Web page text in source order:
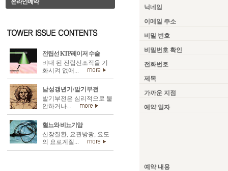
온라인예약
전립선 KTP레이저 수술
비대 된 전립선조직을 기
화시켜 없애...
남성갱년기/발기부전
발기부전은 심리적으로 불
안하거나...
혈뇨와 비뇨기암
신장질환, 요관방광, 요도
의 요로계질...
닉네임
이메일 주소
비밀 번호
비밀번호 확인
전화번호
제목
가까운 지점
예약 일자
예약 내용